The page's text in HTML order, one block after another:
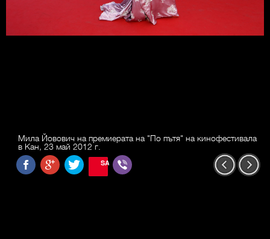
Мила Йовович на премиерата на "По пътя" на кинофестивала
в Кан, 23 май 2012 г.
SAVE